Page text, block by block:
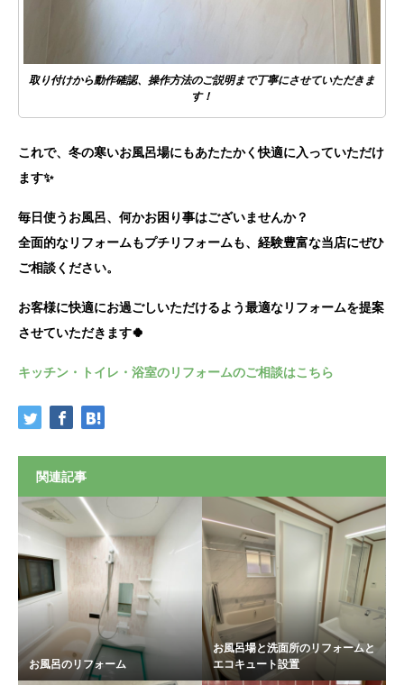
取り付けから動作確認、操作方法のご説明まで丁寧にさせていただきま
す！
これで、冬の寒いお風呂場にもあたたかく快適に入っていただけ
ます✨
毎日使うお風呂、何かお困り事はございませんか？
全面的なリフォームもプチリフォームも、経験豊富な当店にぜひ
ご相談ください。
お客様に快適にお過ごしいただけるよう最適なリフォームを提案
させていただきます🍀
キッチン・トイレ・浴室のリフォームのご相談はこちら
関連記事
お風呂のリフォーム
お風呂場と洗面所のリフォームと
エコキュート設置